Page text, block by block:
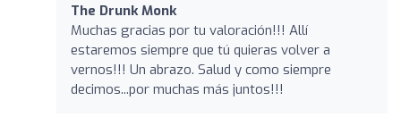
The Drunk Monk
Muchas gracias por tu valoración!!! Allí
estaremos siempre que tú quieras volver a
vernos!!! Un abrazo. Salud y como siempre
decimos...por muchas más juntos!!!